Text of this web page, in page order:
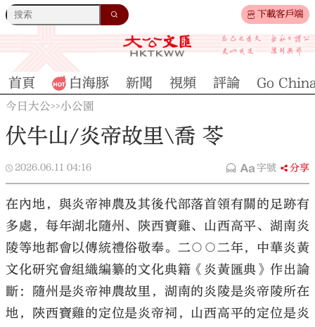
下載客戶端
首頁 白海豚 新聞 視頻 評論 Go
今日大公>>小公園
伏牛山/炎帝故里\喬 苓
2026.06.11 04:16 字號 分享
在內地，與炎帝神農及其後代部落首領有關的足跡有
多處，每年湖北隨州、陝西寶雞、山西高平、湖南炎
陵等地都會以傳統禮俗敬奉。二○○二年，中華炎黃
文化研究會組織編纂的文化典籍《炎黃匯典》作出論
斷：隨州是炎帝神農故里，湖南的炎陵是炎帝陵所在
地，陝西寶雞的定位是炎帝祠，山西高平的定位是炎